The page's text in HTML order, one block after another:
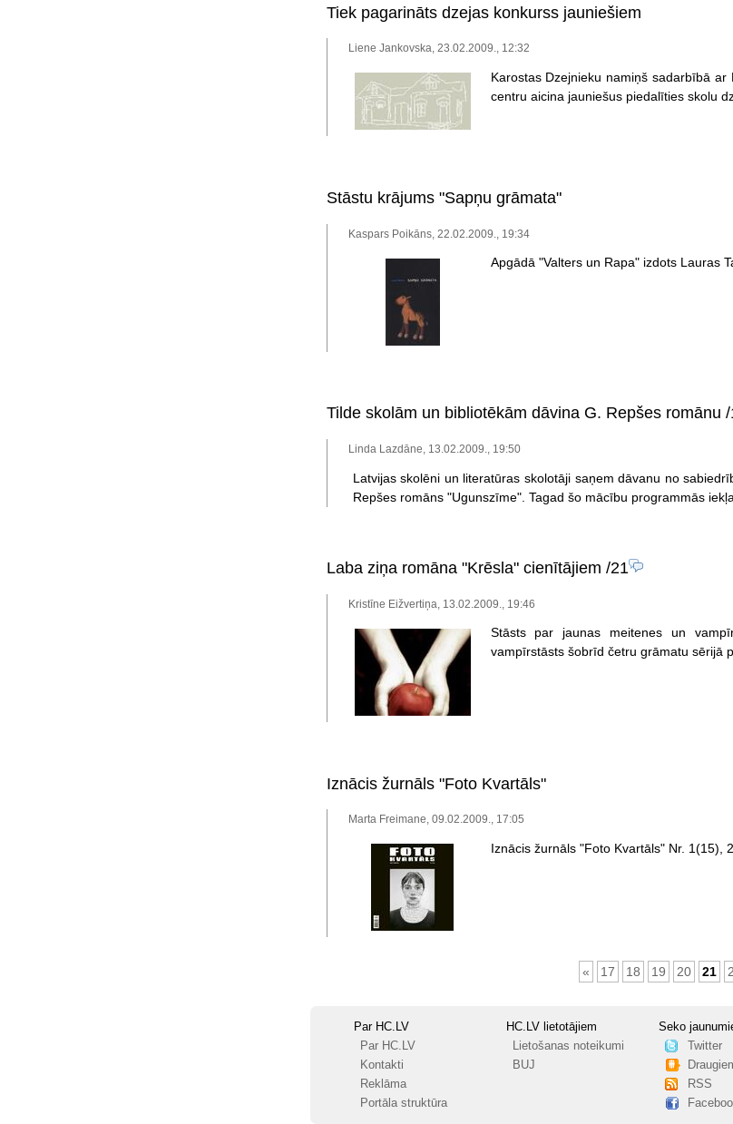
Tiek pagarināts dzejas konkurss jauniešiem
Liene Jankovska, 23.02.2009., 12:32
Karostas Dzejnieku namiņš sadarbībā
centru aicina jauniešus piedalīties skolu
Stāstu krājums "Sapņu grāmata"
Kaspars Poikāns, 22.02.2009., 19:34
Apgādā "Valters un Rapa" izdots Lauras
Tilde skolām un bibliotēkām dāvina G. Repšes romānu /
Linda Lazdāne, 13.02.2009., 19:50
Latvijas skolēni un literatūras skolotāji saņem dāvanu no
Repšes romāns "Ugunszīme". Tagad šo mācību programmās
Laba ziņa romāna "Krēsla" cienītājiem /21
Kristīne Eižvertiņa, 13.02.2009., 19:46
Stāsts par jaunas meitenes un
vampīrstāsts šobrīd četru grāmatu sērijā
Iznācis žurnāls "Foto Kvartāls"
Marta Freimane, 09.02.2009., 17:05
Iznācis žurnāls "Foto Kvartāls" Nr. 1(15),
« 17 18 19 20 21
Par HC.LV
Par HC.LV
Kontakti
Reklāma
Portāla struktūra
HC.LV lietotājiem
Lietošanas noteikumi
BUJ
Seko
Twitter
RSS